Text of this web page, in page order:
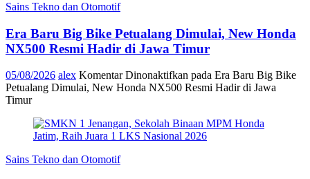
Sains Tekno dan Otomotif
Era Baru Big Bike Petualang Dimulai, New Honda
NX500 Resmi Hadir di Jawa Timur
05/08/2026 alex Komentar Dinonaktifkan pada Era Baru Big Bike
Petualang Dimulai, New Honda NX500 Resmi Hadir di Jawa
Timur
Sains Tekno dan Otomotif